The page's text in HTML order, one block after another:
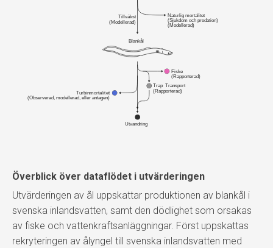
Naturlig mortalitet
(Sjukdom och predation)
(Modellerad)
Blankål
Tillväkst
(Modellerad)
Fiske
(Rapporterad)
Trap  Transport
(Rapporterad)
Turbinmortalitet
(Observerad, modellerad, eller antagen)
Utvandring
Överblick över dataflödet i utvärderingen
Utvärderingen av ål uppskattar produktionen av blankål i
svenska inlandsvatten, samt den dödlighet som orsakas
av fiske och vattenkraftsanläggningar. Först uppskattas
rekryteringen av ålyngel till svenska inlandsvatten med